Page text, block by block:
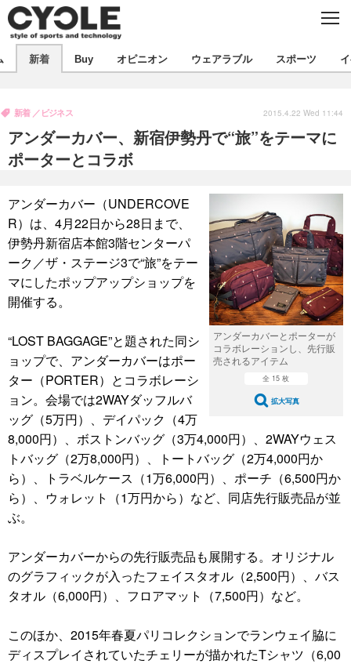
C
E
製品/用品
衣類
飲食
バックナンバー
コラム
インプレ
ボイス
デバイス
ビジネス
国内
スポーツ
選手
写真
動画
試乗会
スポーツ
ツアー
文化
芸能
出版／映画
話題
ファッション
写真
動画
ライフ
社会
政治
新着 Buy オピニオン ウェアラブル スポーツ
アンダーカバー、新宿伊勢丹で“旅”をテーマに
ポーターとコラボ
新着 ビジネス 2015.4.22 Wed 11:44
アンダーカバーとポーターが
コラボレーションし、先行販
売されるアイテム
全 15 枚
拡大写真
アンダーカバー（UNDERCOVE
R）は、4月22日から28日まで、
伊勢丹新宿店本館3階センターパ
ーク／ザ・ステージ3で“旅”をテー
マにしたポップアップショップを
開催する。
“LOST BAGGAGE”と題された同シ
ョップで、アンダーカバーはポー
ター（PORTER）とコラボレーシ
ョン。会場では2WAYダッフルバ
ッグ（5万円）、デイパック（4万
8,000円）、ボストンバッグ（3万4,000円）、2WAYウェス
トバッグ（2万8,000円）、トートバッグ（2万4,000円か
ら）、トラベルケース（1万6,000円）、ポーチ（6,500円か
ら）、ウォレット（1万円から）など、同店先行販売品が並
ぶ。
アンダーカバーからの先行販売品も展開する。オリジナル
のグラフィックが入ったフェイスタオル（2,500円）、バス
タオル（6,000円）、フロアマット（7,500円）など。
このほか、2015年春夏パリコレクションでランウェイ脇に
ディスプレイされていたチェリーが描かれたTシャツ（6,00